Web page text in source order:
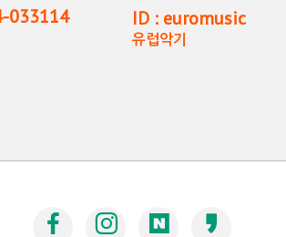
033114
ID : euromusic
유럽악기